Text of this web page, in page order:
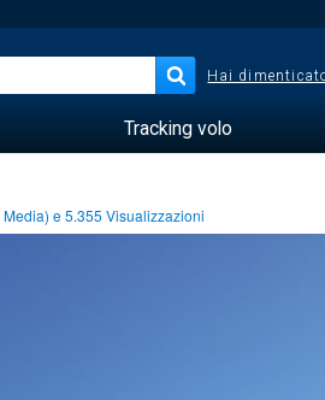
Hai
Tracking volo
Media) e5.355 Visualizzazioni